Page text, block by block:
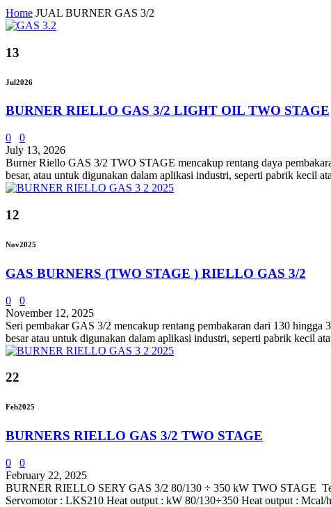
Home JUAL BURNER GAS 3/2
13
Jul2026
BURNER RIELLO GAS 3/2 LIGHT OIL TWO STAGE
0
0
July 13, 2026
Burner Riello GAS 3/2 TWO STAGE mencakup rentang daya
besar, atau untuk digunakan dalam aplikasi industri, seperti pabrik kecil
12
Nov2025
GAS BURNERS (TWO STAGE ) RIELLO GAS 3/2
0
0
November 12, 2025
Seri pembakar GAS 3/2 mencakup rentang pembakaran dari 130 hingga
besar atau untuk digunakan dalam aplikasi industri, seperti pabrik kecil
22
Feb2025
BURNERS RIELLO GAS 3/2 TWO STAGE
0
0
February 22, 2025
BURNER RIELLO SERY GAS 3/2 80/130 ÷ 350 kW TWO STAGE
Servomotor : LKS210 Heat output : kW 80/130÷350 Heat output :